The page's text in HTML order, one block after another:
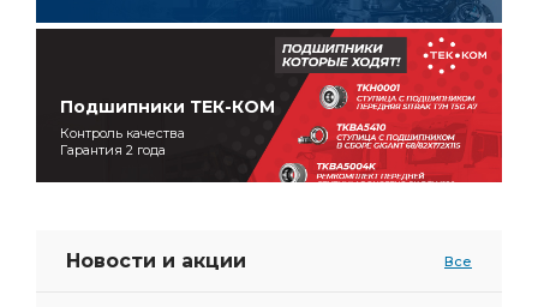
Подшипники ТЕК-КОМ
Контроль качества
Гарантия 2 года
Новости и акции Все